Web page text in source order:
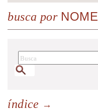
busca porNOME
índice